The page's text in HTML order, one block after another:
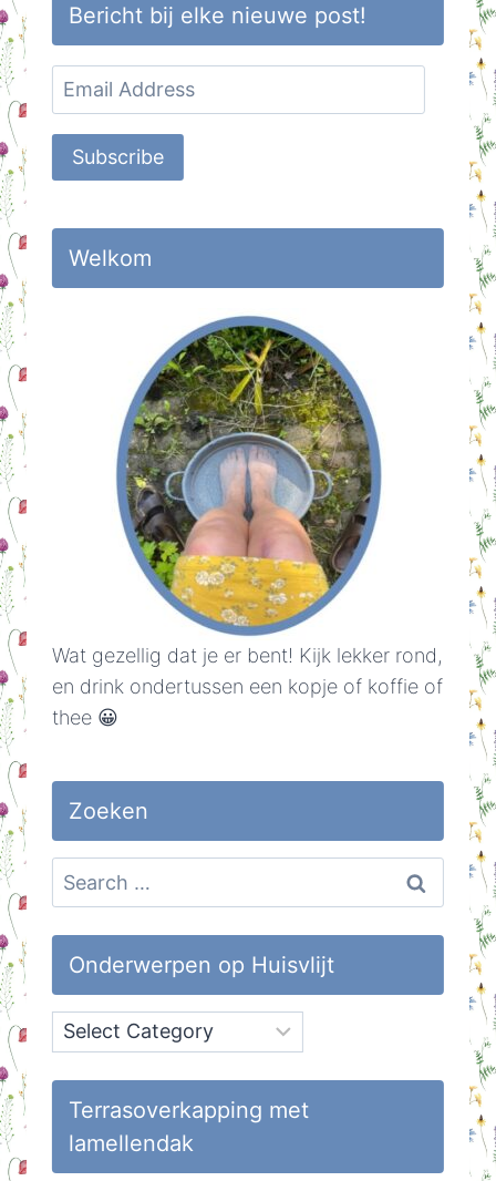
Bericht bij elke nieuwe post!
Email
Address
Subscribe
Welkom
Wat gezellig dat je er bent! Kijk lekker rond,
en drink ondertussen een kopje of koffie of
thee 😀
Zoeken
Search
for:
Onderwerpen op Huisvlijt
Onderwerpen
op
Huisvlijt
Terrasoverkapping met
lamellendak